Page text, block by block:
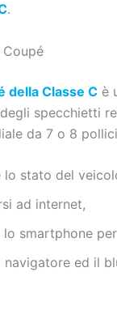
.
Coupé
della Classe C è
specchietti
da 7 o 8
lo stato del
ad internet,
lo smartphone
navigatore ed il